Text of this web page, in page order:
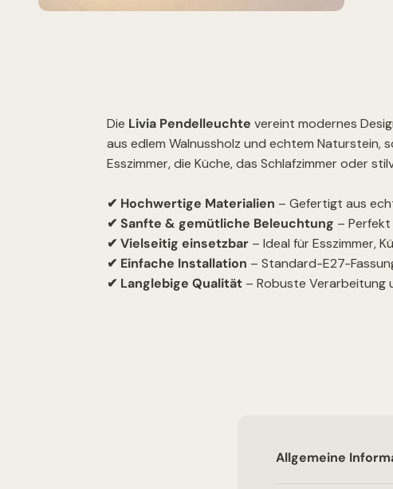
Die Livia Pendelleuchte vereint modernes
aus edlem Walnussholz und echtem Naturstein,
Esszimmer, die Küche, das Schlafzimmer oder
✔ Hochwertige Materialien – Gefertigt aus
✔ Sanfte & gemütliche Beleuchtung –
✔ Vielseitig einsetzbar – Ideal für Esszimmer,
✔ Einfache Installation – Standard-E27-
✔ Langlebige Qualität – Robuste Verarbeitung
Allgemeine